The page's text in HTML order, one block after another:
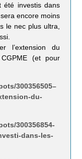
été investis dans
encore moins
le nec plus ultra,
l’extension du
(et pour
300356505–
du-
300356854-
dans-les-